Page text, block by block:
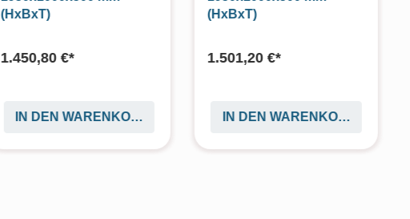
(HxBxT)
1.450,80 €*
IN DEN WARENKORB
(HxBxT)
1.501,20 €*
IN DEN WARENKORB